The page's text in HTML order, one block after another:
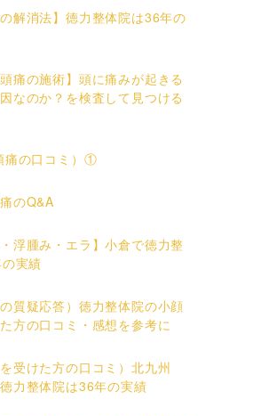
の解消法】徳力整体院は36年の
頭痛の施術】頭に痛みが起きる
なのか？を検査して見つける
痛の口コミ）①
のQ&A
・浮腫み・エラ】小倉で徳力整
実績
の質疑応答）徳力整体院の小顔
方の口コミ・感想を参考に
を受けた方の口コミ）北九州
力整体院は36年の実績